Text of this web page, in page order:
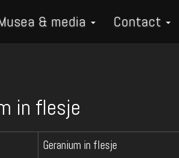
& media Contact
in flesje
Geranium in flesje